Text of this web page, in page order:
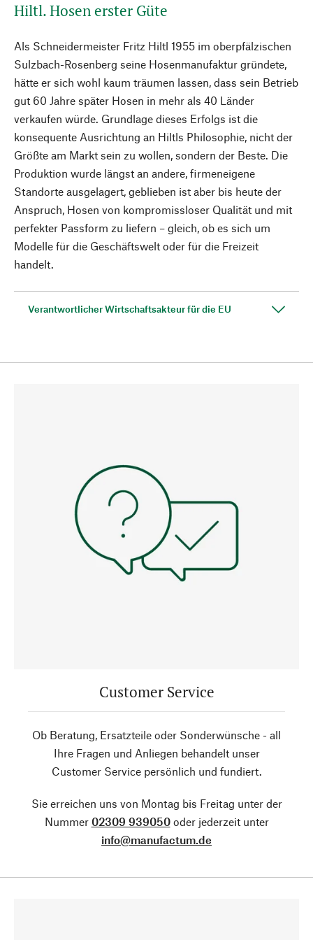
Hiltl. Hosen erster Güte
Als Schneidermeister Fritz Hiltl 1955 im oberpfälzischen
Sulzbach-Rosenberg seine Hosenmanufaktur gründete,
hätte er sich wohl kaum träumen lassen, dass sein Betrieb
gut 60 Jahre später Hosen in mehr als 40 Länder
verkaufen würde. Grundlage dieses Erfolgs ist die
konsequente Ausrichtung an Hiltls Philosophie, nicht der
Größte am Markt sein zu wollen, sondern der Beste. Die
Produktion wurde längst an andere, firmeneigene
Standorte ausgelagert, geblieben ist aber bis heute der
Anspruch, Hosen von kompromissloser Qualität und mit
perfekter Passform zu liefern – gleich, ob es sich um
Modelle für die Geschäftswelt oder für die Freizeit
handelt.
Verantwortlicher Wirtschaftsakteur für die EU
Customer Service
Ob Beratung, Ersatzteile oder Sonderwünsche - all
Ihre Fragen und Anliegen behandelt unser
Customer Service persönlich und fundiert.
Sie erreichen uns von Montag bis Freitag unter der
Nummer 02309 939050oder jederzeit unter
info@manufactum.de